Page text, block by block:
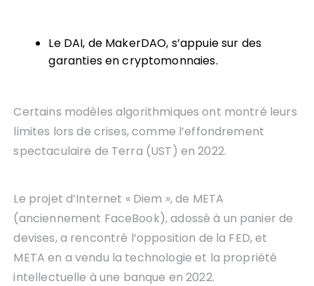
Le DAI, de MakerDAO, s’appuie sur des
garanties en cryptomonnaies.
Certains modèles algorithmiques ont montré leurs
limites lors de crises, comme l’effondrement
spectaculaire de Terra (UST) en 2022.
Le projet d’Internet « Diem », de META
(anciennement FaceBook), adossé à un panier de
devises, a rencontré l’opposition de la FED, et
META en a vendu la technologie et la propriété
intellectuelle à une banque en 2022.